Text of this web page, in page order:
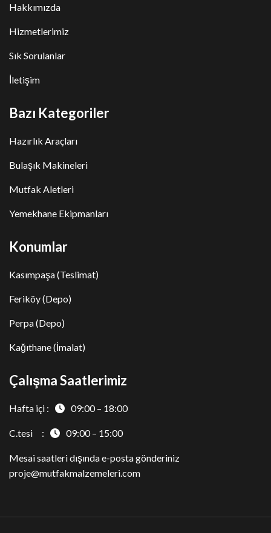
Hakkımızda
Hizmetlerimiz
Sık Sorulanlar
İletişim
Bazı Kategoriler
Hazırlık Araçları
Bulaşık Makineleri
Mutfak Aletleri
Yemekhane Ekipmanları
Konumlar
Kasımpaşa (Teslimat)
Feriköy (Depo)
Perpa (Depo)
Kağıthane (İmalat)
Çalışma Saatlerimiz
Hafta içi : 09:00 – 18:00
C.tesi : 09:00 – 15:00
Mesai saatleri dışında e-posta gönderiniz
proje@mutfakmalzemeleri.com